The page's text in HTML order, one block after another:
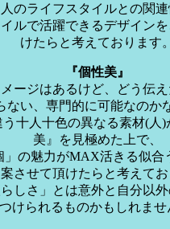
人のライフスタイルとの関
ルで活躍できるデザイン
けたらと考えております。
『個性美』
ージはあるけど、どう伝
ない、専門的に可能なのか
う十人十色の異なる素材(人
美』を見極めた上で、
」の魅力がMAX活きる似合
させて頂けたらと考えてお
しさ」とは意外と自分以
つけられるものかもしれませ